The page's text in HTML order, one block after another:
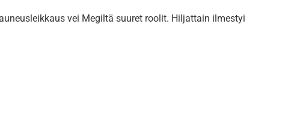
vei Megiltä suuret roolit. Hiljattain ilmestyi